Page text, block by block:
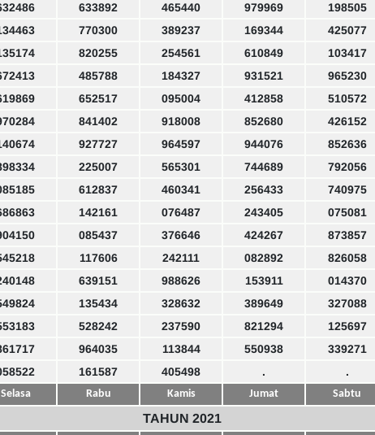
633892 465440 979969 198505
770300 389237 169344 425077
820255 254561 610849 103417
485788 184327 931521 965230
652517 095004 412858 510572
841402 918008 852680 426152
927727 964597 944076 852636
225007 565301 744689 792056
612837 460341 256433 740975
142161 076487 243405 075081
085437 376646 424267 873857
117606 242111 082892 826058
639151 988626 153911 014370
135434 328632 389649 327088
528242 237590 821294 125697
964035 113844 550938 339271
161587 405498 . .
Selasa Rabu Kamis Jumat Sabtu
TAHUN 2021